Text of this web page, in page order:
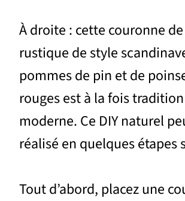
À droite : cette couronne de
rustique de style
pommes de pin et de
rouges est à la fois
moderne. Ce DIY naturel
réalisé en quelques étapes
Tout d’abord, placez une